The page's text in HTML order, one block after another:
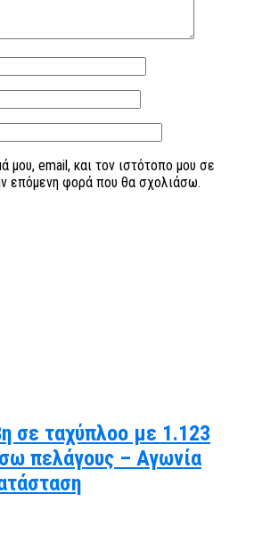
μου, email, και τον ιστότοπο μου σε
επόμενη φορά που θα σχολιάσω.
σε ταχύπλοο με 1.123
πελάγους – Αγωνία